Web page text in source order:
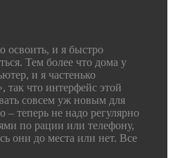
освоить, и я быстро
Тем более что дома у
и я частенько
так что интерфейс этой
совсем уж новым для
– теперь не надо регулярно
по рации или телефону,
они до места или нет. Все